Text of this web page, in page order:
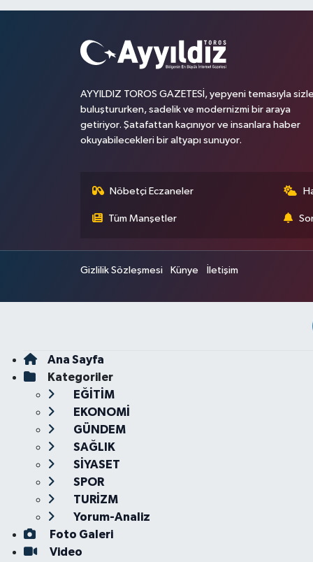
AYYILDIZ TOROS GAZETESİ, yepyeni temasıyla
buluştururken, sadelik ve modernizmi bir araya
getiriyor. Şatafattan kaçınıyor ve insanlara haber
okuyabilecekleri bir altyapı sunuyor.
Nöbetçi Eczaneler
Tüm Manşetler
Gizlilik Sözleşmesi Künye İletişim
Ana Sayfa
Kategoriler
EĞİTİM
EKONOMİ
GÜNDEM
SAĞLIK
SİYASET
SPOR
TURİZM
Yorum-Analiz
Foto Galeri
Video